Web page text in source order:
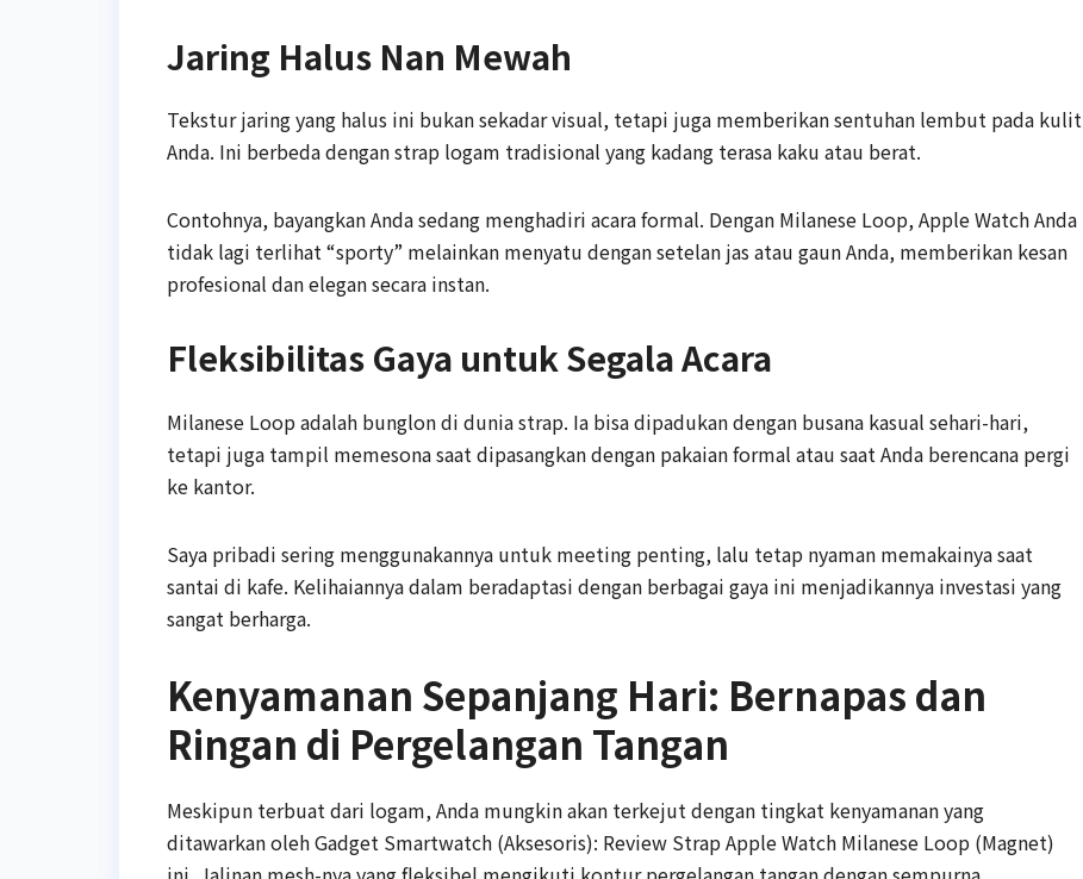
Jaring Halus Nan Mewah
Tekstur jaring yang halus ini bukan sekadar visual, tetapi juga memberikan sentuhan lembut pada kulit
Anda. Ini berbeda dengan strap logam tradisional yang kadang terasa kaku atau berat.
Contohnya, bayangkan Anda sedang menghadiri acara formal. Dengan Milanese Loop, Apple Watch Anda
tidak lagi terlihat “sporty” melainkan menyatu dengan setelan jas atau gaun Anda, memberikan kesan
profesional dan elegan secara instan.
Fleksibilitas Gaya untuk Segala Acara
Milanese Loop adalah bunglon di dunia strap. Ia bisa dipadukan dengan busana kasual sehari-hari,
tetapi juga tampil memesona saat dipasangkan dengan pakaian formal atau saat Anda berencana pergi
ke kantor.
Saya pribadi sering menggunakannya untuk meeting penting, lalu tetap nyaman memakainya saat
santai di kafe. Kelihaiannya dalam beradaptasi dengan berbagai gaya ini menjadikannya investasi yang
sangat berharga.
Kenyamanan Sepanjang Hari: Bernapas dan
Ringan di Pergelangan Tangan
Meskipun terbuat dari logam, Anda mungkin akan terkejut dengan tingkat kenyamanan yang
ditawarkan oleh Gadget Smartwatch (Aksesoris): Review Strap Apple Watch Milanese Loop (Magnet)